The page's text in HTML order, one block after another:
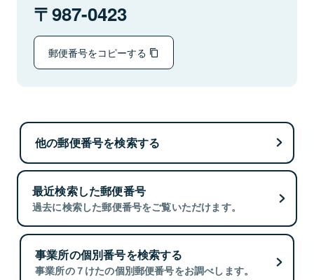
987-0423
郵便番号をコピーする
他の郵便番号を検索する
最近検索した郵便番号
過去に検索した郵便番号をご覧いただけます。
事業所の個別番号を検索する
事業所の７けたの個別郵便番号をお調べします。